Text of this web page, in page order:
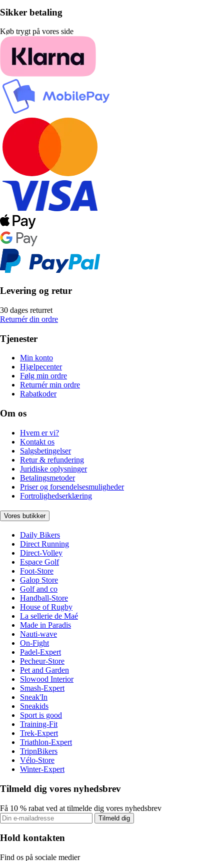
Sikker betaling
Køb trygt på vores side
Levering og retur
30 dages returret
Returnér din ordre
Tjenester
Min konto
Hjælpecenter
Følg min ordre
Returnér min ordre
Rabatkoder
Om os
Hvem er vi?
Kontakt os
Salgsbetingelser
Retur & refundering
Juridiske oplysninger
Betalingsmetoder
Priser og forsendelsesmuligheder
Fortrolighedserklæring
Vores butikker
Daily Bikers
Direct Running
Direct-Volley
Espace Golf
Foot-Store
Galop Store
Golf and co
Handball-Store
House of Rugby
La sellerie de Maé
Made in Paradis
Nauti-wave
On-Fight
Padel-Expert
Pecheur-Store
Pet and Garden
Slowood Interior
Smash-Expert
Sneak'In
Sneakids
Sport is good
Training-Fit
Trek-Expert
Triathlon-Expert
TripnBikers
Vélo-Store
Winter-Expert
Tilmeld dig vores nyhedsbrev
Få 10 % rabat ved at tilmelde dig vores nyhedsbrev
Tilmeld dig
Hold kontakten
Find os på sociale medier